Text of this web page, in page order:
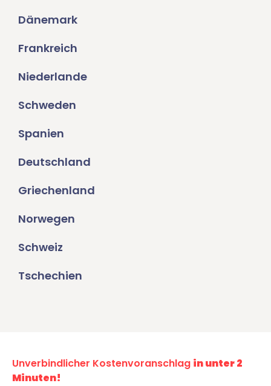
Dänemark
Frankreich
Niederlande
Schweden
Spanien
Deutschland
Griechenland
Norwegen
Schweiz
Tschechien
Unverbindlicher Kostenvoranschlag in unter 2
Minuten!